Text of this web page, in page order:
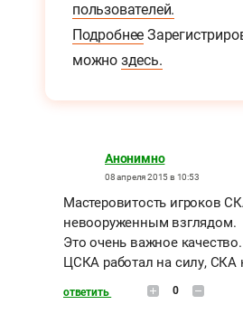
пользователей.
Подробнее
можно здесь.
Анонимно
08 апреля 2015 в 10:53
Мастеровитость игроков
невооруженным взглядом.
Это очень важное качество.
ЦСКА работал на силу, СКА
ответить 0